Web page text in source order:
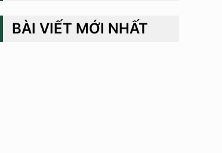
BÀI VIẾT MỚI NHẤT